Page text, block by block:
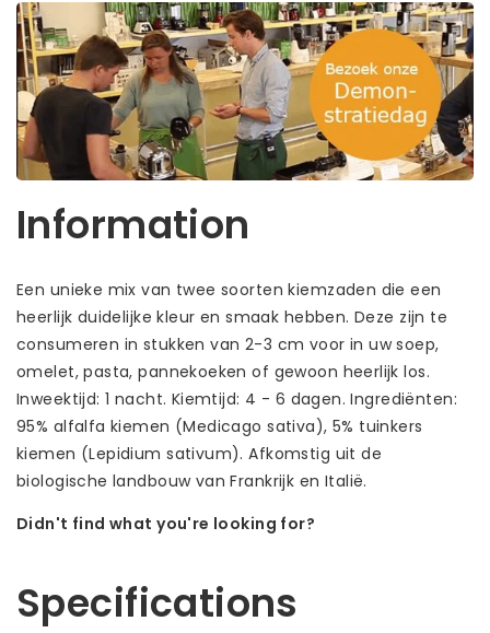
Information
Een unieke mix van twee soorten kiemzaden die een
heerlijk duidelijke kleur en smaak hebben. Deze zijn te
consumeren in stukken van 2-3 cm voor in uw soep,
omelet, pasta, pannekoeken of gewoon heerlijk los.
Inweektijd: 1 nacht. Kiemtijd: 4 - 6 dagen. Ingrediënten:
95% alfalfa kiemen (Medicago sativa), 5% tuinkers
kiemen (Lepidium sativum). Afkomstig uit de
biologische landbouw van Frankrijk en Italië.
Didn't find what you're looking for?
Specifications